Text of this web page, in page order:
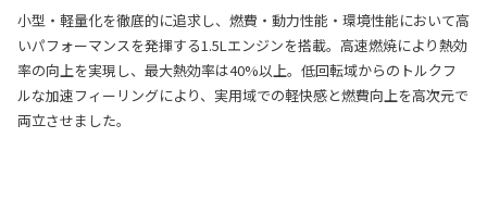
小型・軽量化を徹底的に追求し、燃費・動力性能・環境性能において高
いパフォーマンスを発揮する1.5Lエンジンを搭載。高速燃焼により熱効
率の向上を実現し、最大熱効率は40%以上。低回転域からのトルクフ
ルな加速フィーリングにより、実用域での軽快感と燃費向上を高次元で
両立させました。